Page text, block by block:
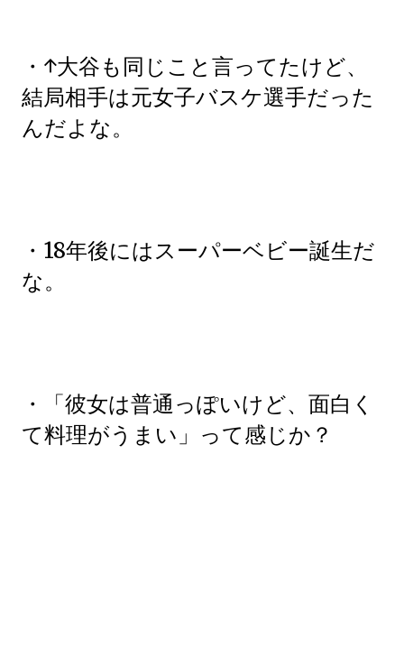
・↑大谷も同じこと言ってたけど、
結局相手は元女子バスケ選手だった
んだよな。
・18年後にはスーパーベビー誕生だ
な。
・「彼女は普通っぽいけど、面白く
て料理がうまい」って感じか？